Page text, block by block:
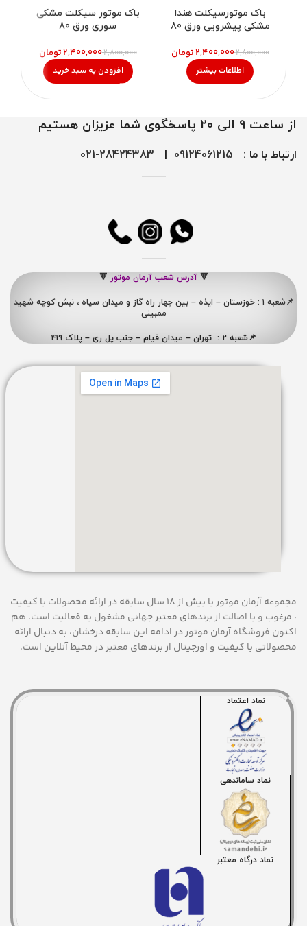
باک موتورسیکلت هندا
مشکی پیشرویی ورق 80
۲,۸۰۰,۰۰۰۲,۴۰۰,۰۰۰تومان
اطلاعات بیشتر
باک موتور سیکلت مشکی
سوری ورق 80
۲,۸۰۰,۰۰۰۲,۴۰۰,۰۰۰تومان
افزودن به سبد خرید
از ساعت 9 الی 20 پاسخگوی شما عزیزان هستیم
ارتباط با ما : 09124061215
|
28424383-021
🔻 آدرس شعب آرمان موتور 🔻
📌شعبه ۱ : خوزستان – ایذه – بین چهار راه گاز و میدان سپاه ، نبش کوچه شهید
ممبینی
📌شعبه ۲ : تهران – میدان قیام – جنب پل ری – پلاک ۴۱۹
مجموعه آرمان موتور با بیش از 18 سال سابقه در ارائه محصولات با کيفيت
، مرغوب و با اصالت از برندهای معتبر جهانی مشغول به فعاليت است. هم
اکنون فروشگاه آرمان موتوردر ادامه اين سابقه درخشان، به دنبال ارائه
محصولاتی با کيفيت و اورجينال از برندهای معتبر در محيط آنلاين است.
نماد اعتماد
نماد ساماندهی
نماد درگاه معتبر